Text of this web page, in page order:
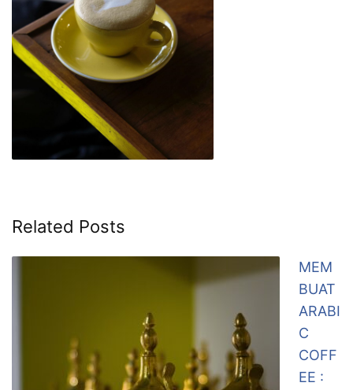
Related Posts
MEM
BUAT
ARABI
C
COFF
EE :